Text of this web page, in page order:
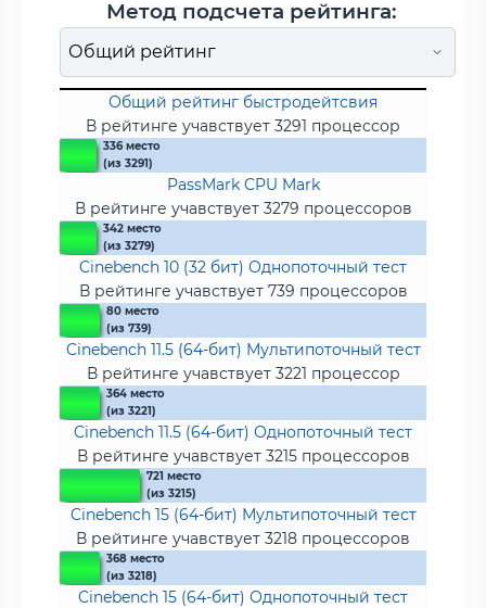
Метод подсчета рейтинга:
Общий рейтинг быстродейтсвия
В рейтинге учавствует 3291 процессор
336 место
(из 3291)
PassMark CPU Mark
В рейтинге учавствует 3279 процессоров
342 место
(из 3279)
Cinebench 10 (32 бит) Однопоточный тест
В рейтинге учавствует 739 процессоров
80 место
(из 739)
Cinebench 11.5 (64-бит) Мультипоточный тест
В рейтинге учавствует 3221 процессор
364 место
(из 3221)
Cinebench 11.5 (64-бит) Однопоточный тест
В рейтинге учавствует 3215 процессоров
721 место
(из 3215)
Cinebench 15 (64-бит) Мультипоточный тест
В рейтинге учавствует 3218 процессоров
368 место
(из 3218)
Cinebench 15 (64-бит) Однопоточный тест